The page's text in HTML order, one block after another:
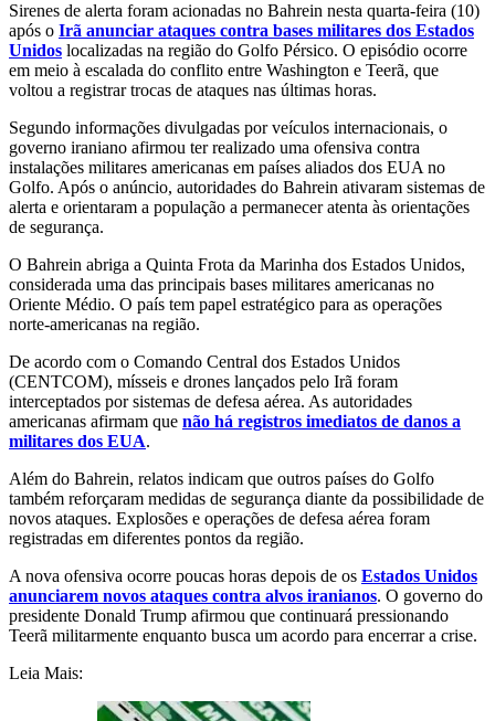
Sirenes de alerta foram acionadas no Bahrein nesta quarta-feira (10)
após o Irã anunciar ataques contra bases militares dos Estados
Unidos localizadas na região do Golfo Pérsico. O episódio ocorre
em meio à escalada do conflito entre Washington e Teerã, que
voltou a registrar trocas de ataques nas últimas horas.
Segundo informações divulgadas por veículos internacionais, o
governo iraniano afirmou ter realizado uma ofensiva contra
instalações militares americanas em países aliados dos EUA no
Golfo. Após o anúncio, autoridades do Bahrein ativaram sistemas de
alerta e orientaram a população a permanecer atenta às orientações
de segurança.
O Bahrein abriga a Quinta Frota da Marinha dos Estados Unidos,
considerada uma das principais bases militares americanas no
Oriente Médio. O país tem papel estratégico para as operações
norte-americanas na região.
De acordo com o Comando Central dos Estados Unidos
(CENTCOM), mísseis e drones lançados pelo Irã foram
interceptados por sistemas de defesa aérea. As autoridades
americanas afirmam que não há registros imediatos de danos a
militares dos EUA.
Além do Bahrein, relatos indicam que outros países do Golfo
também reforçaram medidas de segurança diante da possibilidade de
novos ataques. Explosões e operações de defesa aérea foram
registradas em diferentes pontos da região.
A nova ofensiva ocorre poucas horas depois de os Estados Unidos
anunciarem novos ataques contra alvos iranianos. O governo do
presidente Donald Trump afirmou que continuará pressionando
Teerã militarmente enquanto busca um acordo para encerrar a crise.
Leia Mais: